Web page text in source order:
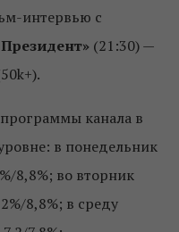
интервью с
(21:30) —
канала в
в понедельник
8,8%; во вторник
8,8%; в среду